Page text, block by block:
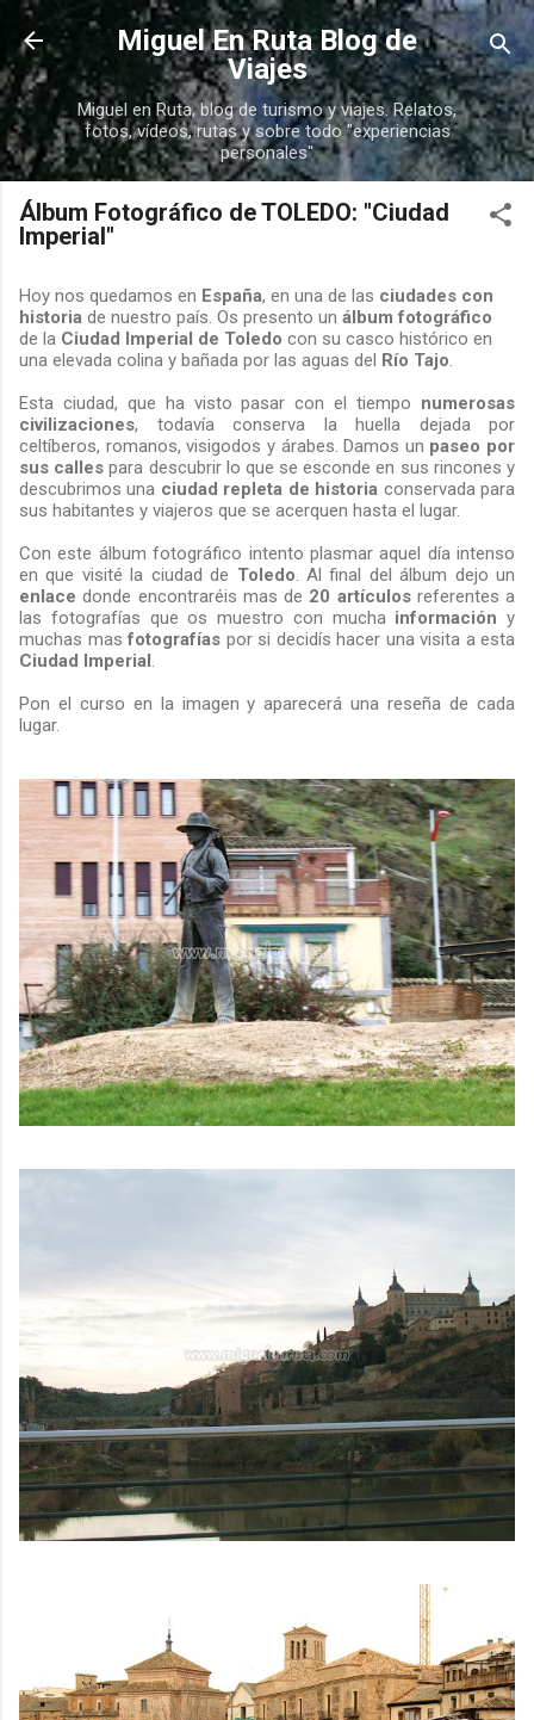
Ir al contenido principal
Miguel En Ruta Blog de
Viajes
Miguel en Ruta, blog de turismo y viajes. Relatos,
fotos, vídeos, rutas y sobre todo "experiencias
personales"
Álbum Fotográfico de TOLEDO: "Ciudad
Imperial"
Hoy nos quedamos en España, en una de las ciudades con
historia de nuestro país. Os presento un álbum fotográfico
de la Ciudad Imperial de Toledo con su casco histórico en
una elevada colina y bañada por las aguas del Río Tajo
Esta ciudad, que ha visto pasar con el tiempo numerosas
civilizaciones, todavía conserva la huella dejada por
celtíberos, romanos, visigodos y árabes. Damos un paseo por
sus calles para descubrir lo que se esconde en sus rincones y
descubrimos una ciudad repleta de historia conservada para
sus habitantes y viajeros que se acerquen hasta el lugar.
Con este álbum fotográfico intento plasmar aquel día intenso
en que visité la ciudad de Toledo . Al final del álbum dejo un
enlace donde encontraréis mas de 20 artículosreferentes a
las fotografías que os muestro con mucha información y
muchas masfotografías por si decidís hacer una visita a esta
Ciudad Imperial
Pon el curso en la imagen y aparecerá una reseña de cada
lugar.